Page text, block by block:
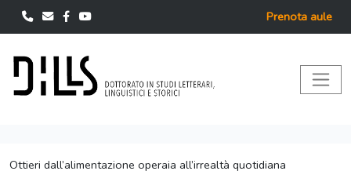
Prenota aule
Ottieri dall’alimentazione operaia all’irrealtà quotidiana